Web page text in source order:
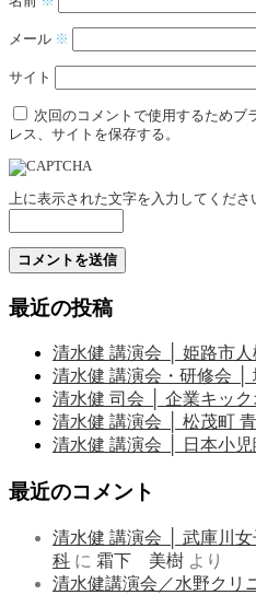
メール ※
サイト
次回のコメントで使用するためブ
レス、サイトを保存する。
上に表示された文字を入力してくださ
最近の投稿
清水健 講演会 │ 姫路市
清水健 講演会・研修会 │
清水健 司会 │ 企業キッ
清水健 講演会 │ 松茂町
清水健 講演会 │ 日本小
最近のコメント
清水健 講演会 │ 武庫川
科 に 霜下 美樹 より
清水健講演会／水野クリ